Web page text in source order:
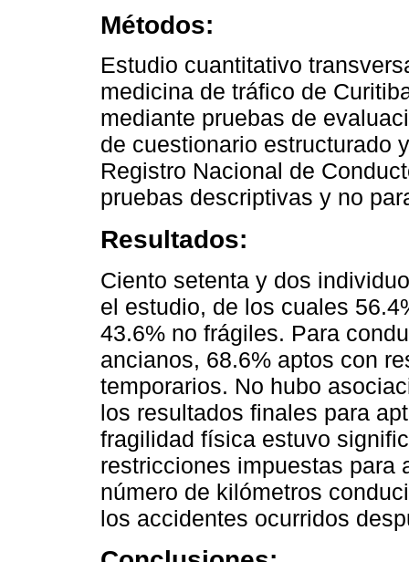
Métodos:
Estudio cuantitativo
medicina de tráfico de
mediante pruebas de
de cuestionario estructurado
Registro Nacional de
pruebas descriptivas y no
Resultados:
Ciento setenta y dos
el estudio, de los cuales
43.6% no frágiles. Para
ancianos, 68.6% aptos con
temporarios. No hubo
los resultados finales para
fragilidad física estuvo
restricciones impuestas para
número de kilómetros
los accidentes ocurridos